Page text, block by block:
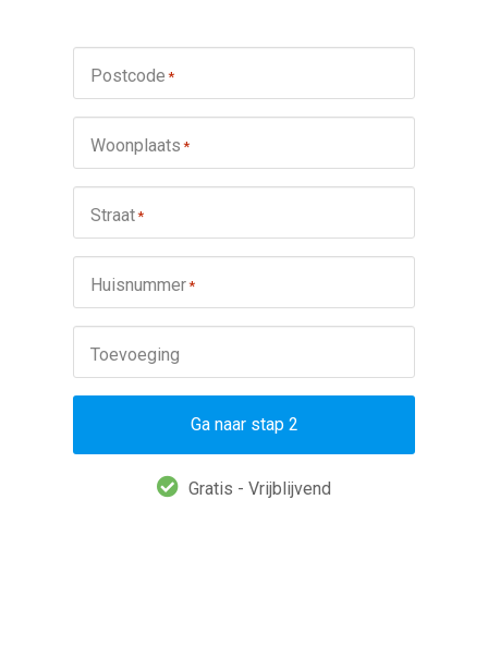
Postcode *
Woonplaats *
Straat*
Huisnummer*
Toevoeging
Ga naar stap 2
Gratis - Vrijblijvend